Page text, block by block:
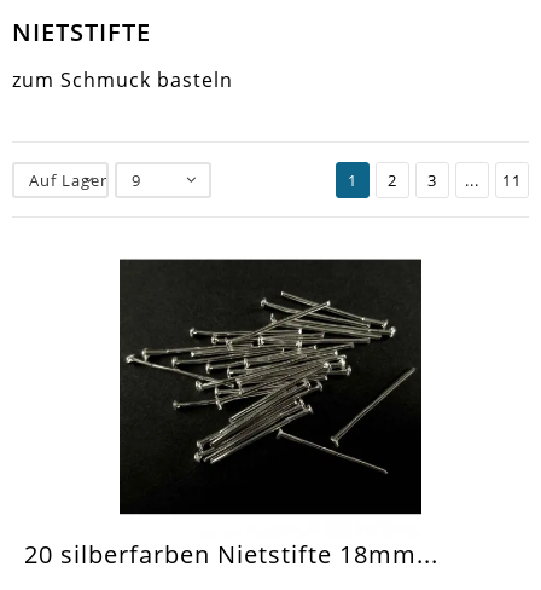
NIETSTIFTE
zum Schmuck basteln
Auf Lager 9 1 2 3 ... 11
20 silberfarben Nietstifte 18mm...